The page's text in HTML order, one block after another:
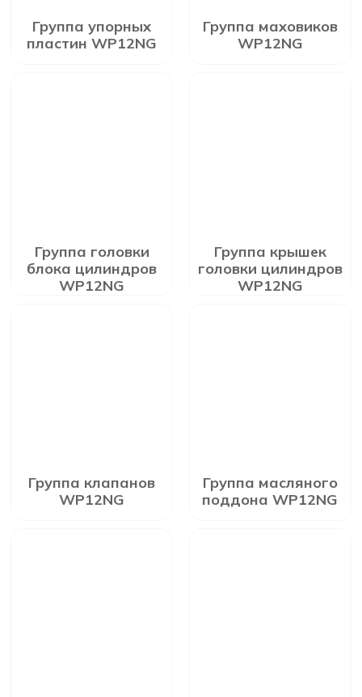
Группа упорных
пластин WP12NG
Группа маховиков
WP12NG
Группа головки
блока цилиндров
WP12NG
Группа крышек
головки цилиндров
WP12NG
Группа клапанов
WP12NG
Группа масляного
поддона WP12NG